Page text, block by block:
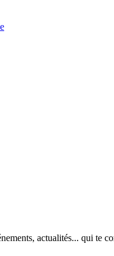
actualités... qui te